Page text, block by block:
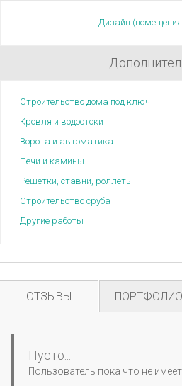
Дизайн (помещения
Строительство дома под ключ
Кровля и водостоки
Ворота и автоматика
Печи и камины
Решетки, ставни, роллеты
Строительство сруба
Другие работы
ОТЗЫВЫ ПОРТФОЛИО
Пусто...
Пользователь пока что не